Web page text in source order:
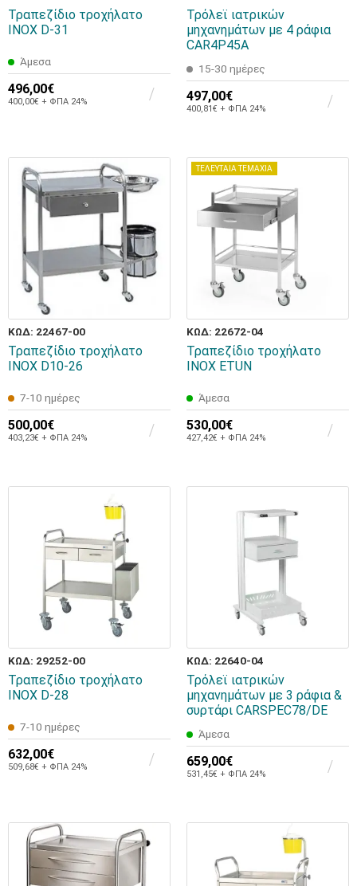
Τραπεζίδιο τροχήλατο
INOX D-31
Άμεσα
496,00€
400,00€ + ΦΠΑ 24%
Τρόλεϊ ιατρικών
μηχανημάτων με 4 ράφια
CAR4P45A
15-30 ημέρες
497,00€
400,81€ + ΦΠΑ 24%
ΚΩΔ: 22467-00
Τραπεζίδιο τροχήλατο
INOX D10-26
7-10 ημέρες
500,00€
403,23€ + ΦΠΑ 24%
ΤΕΛΕΥΤΑΙΑ ΤΕΜΑΧΙΑ
ΚΩΔ: 22672-04
Τραπεζίδιο τροχήλατο
INOX ETUN
Άμεσα
530,00€
427,42€ + ΦΠΑ 24%
ΚΩΔ: 29252-00
Τραπεζίδιο τροχήλατο
INOX D-28
7-10 ημέρες
632,00€
509,68€ + ΦΠΑ 24%
ΚΩΔ: 22640-04
Τρόλεϊ ιατρικών
μηχανημάτων με 3 ράφια &
συρτάρι CARSPEC78/DE
Άμεσα
659,00€
531,45€ + ΦΠΑ 24%